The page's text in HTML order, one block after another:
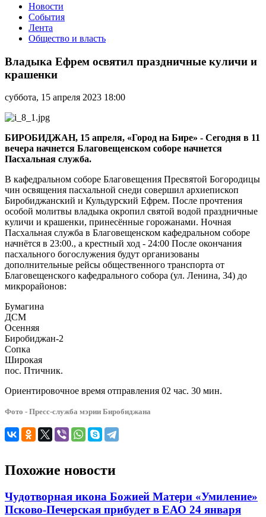
Новости
События
Лента
Общество и власть
Ефрем
освятил
праздничные
и
крашенки
Владыка Ефрем освятил праздничные куличи и
крашенки
суббота, 15 апреля 2023 18:00
БИРОБИДЖАН, 15 апреля, «Город на Бире» - Сегодня в 11
вечера начнется Благовещенском соборе начнется
Пасхальная служба.
В кафедральном соборе Благовещения Пресвятой Богородицы
чин освящения пасхальной снеди совершил архиепископ
Биробиджанский и Кульдурский Ефрем. После прочтения
особой молитвы владыка окропил святой водой праздничные
куличи и крашенки, принесённые горожанами. Ночная
Пасхальная служба в Благовещенском кафедральном соборе
начнётся в 23:00., а крестный ход - 24:00 После окончания
пасхального богослужения будут организованы
дополнительные рейсы общественного транспорта от
Благовещенского кафедрального собора (ул. Ленина, 34) до
микрорайонов:
Бумагина
ДСМ
Осенняя
Биробиджан-2
Сопка
Широкая
пос. Птичник.
Ориентировочное время отправления 02 час. 30 мин.
Фото - Пресс-служба мэрии Биробиджана
Похожие новости
Чудотворная икона Божией Матери «Умиление»
Псково-Печерская прибудет в ЕАО 24 января